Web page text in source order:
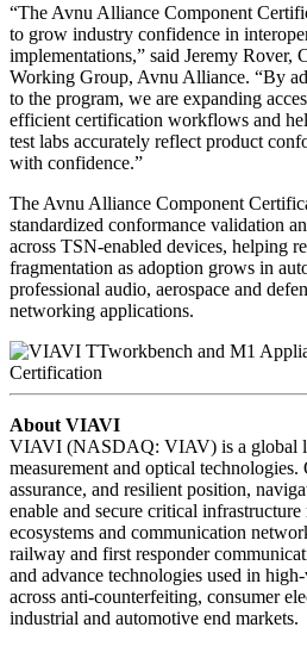
“The Avnu Alliance Component
to grow industry confidence in
implementations,” said Jeremy Rover,
Working Group, Avnu Alliance. “By
to the program, we are expanding
efficient certification workflows and
test labs accurately reflect product
with confidence.”
The Avnu Alliance Component
standardized conformance validation
across TSN-enabled devices, helping
fragmentation as adoption grows in
professional audio, aerospace and
networking applications.
About VIAVI
VIAVI (NASDAQ: VIAV) is a global
measurement and optical
assurance, and resilient position,
enable and secure critical
ecosystems and communication
railway and first responder
and advance technologies used in
across anti-counterfeiting, consumer
industrial and automotive end markets.